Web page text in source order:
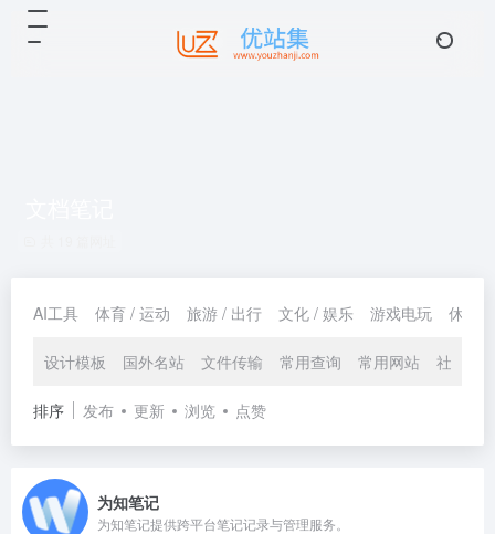
AI工具 体育 / 运动 旅游 / 出行 文化 / 娱乐 游戏电玩 休闲 /
设计模板 国外名站 文件传输 常用查询 常用网站 社区资
排序 发布 更新 浏览 点赞
为知笔记
为知笔记提供跨平台笔记记录与管理服务。